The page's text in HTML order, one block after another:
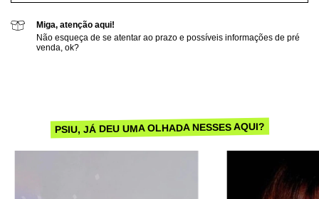
Miga, atenção aqui!
Não esqueça de se atentar ao prazo e possíveis informações de pré
venda, ok?
PSIU, JÁ DEU UMA OLHADA NESSES AQUI?